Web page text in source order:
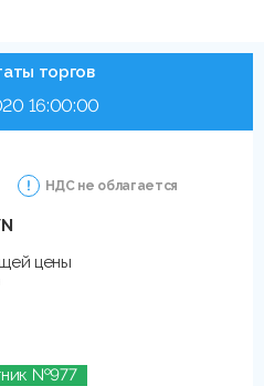
торгов
16:00:00
НДС не облагается
цены
№977